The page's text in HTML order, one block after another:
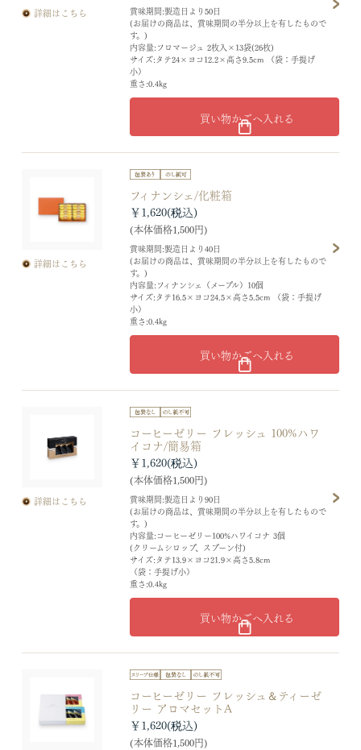
詳細はこちら
賞味期間:製造日より50日
(お届けの商品は、賞味期間の半分以上を有したもので
す。)
内容量:フロマージュ 2枚入×13袋(26枚)
サイズ:タテ24×ヨコ12.2×高さ9.5cm （袋：手提げ
小）
重さ:0.4kg
買い物かごへ入れる
詳細はこちら
フィナンシェ/化粧箱
賞味期間:製造日より40日
(お届けの商品は、賞味期間の半分以上を有したもので
す。)
内容量:フィナンシェ（メープル）10個
サイズ:タテ16.5×ヨコ24.5×高さ5.5cm （袋：手提げ
小）
重さ:0.4kg
￥1,620
(本体価格1,500円)
買い物かごへ入れる
詳細はこちら
コーヒーゼリー フレッシュ 100%ハワ
イコナ/簡易箱
賞味期間:製造日より90日
(お届けの商品は、賞味期間の半分以上を有したもので
す。)
内容量:コーヒーゼリー100%ハワイコナ 3個
(クリームシロップ、スプーン付)
サイズ:タテ13.9×ヨコ21.9×高さ5.8cm
（袋：手提げ小）
重さ:0.4kg
￥1,620
(本体価格1,500円)
買い物かごへ入れる
コーヒーゼリー フレッシュ＆ティーゼ
リー アロマセットA
￥1,620
(本体価格1,500円)